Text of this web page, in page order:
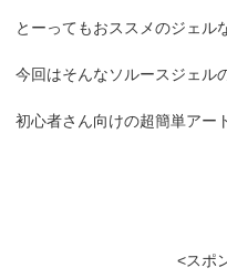
とーってもおススメのジェル
今回はそんなソルースジェル
初心者さん向けの超簡単アー
<スポ